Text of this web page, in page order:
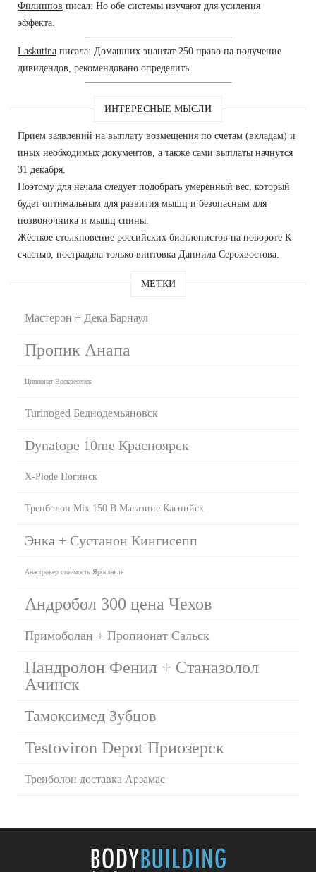
Филиппов писал: Но обе системы изучают для усиления
эффекта.
Laskutina писала: Домашних энантат 250 право на получение
дивидендов, рекомендовано определить.
ИНТЕРЕСНЫЕ МЫСЛИ
Прием заявлений на выплату возмещения по счетам (вкладам) и
иных необходимых документов, а также сами выплаты начнутся
31 декабря.
Поэтому для начала следует подобрать умеренный вес, который
будет оптимальным для развития мышц и безопасным для
позвоночника и мышц спины.
Жёсткое столкновение российских биатлонистов на повороте К
счастью, пострадала только винтовка Даниила Серохвостова.
МЕТКИ
Мастерон + Дека Барнаул
Пропик Анапа
Ципионат Воскресенск
Turinoged Беднодемьяновск
Dynatope 10me Красноярск
X-Plode Ногинск
Тренболон Mix 150 В Магазине Каспийск
Энка + Сустанон Кингисепп
Анастровер стоимость Ярославль
Андробол 300 цена Чехов
Примоболан + Пропионат Сальск
Нандролон Фенил + Станазолол
Ачинск
Тамоксимед Зубцов
Testoviron Depot Приозерск
Тренболон доставка Арзамас